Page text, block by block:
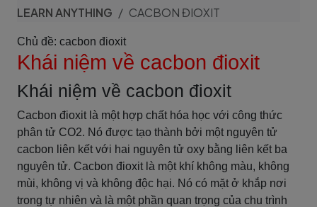
LEARN ANYTHING CACBON ĐIOXIT
Chủ đề: cacbon đioxit
Khái niệm về cacbon đioxit
Khái niệm về cacbon đioxit
Cacbon đioxit là một hợp chất hóa học với công thức
phân tử CO2. Nó được tạo thành bởi một nguyên tử
cacbon liên kết với hai nguyên tử oxy bằng liên kết ba
nguyên tử. Cacbon đioxit là một khí không màu, không
mùi, không vị và không độc hại. Nó có mặt ở khắp nơi
trong tự nhiên và là một phần quan trọng của chu trình